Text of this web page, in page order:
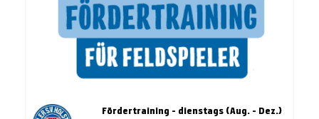
Fördertraining - dienstags (Aug. - Dez.)